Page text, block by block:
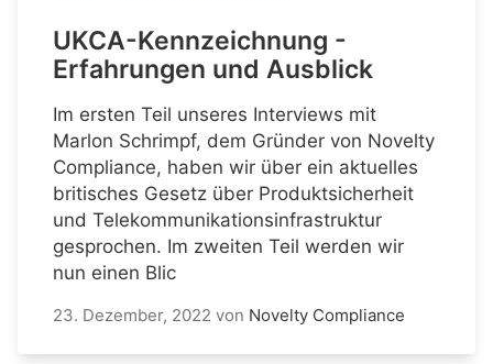
UKCA-Kennzeichnung -
Erfahrungen und Ausblick
Im ersten Teil unseres Interviews mit
Marlon Schrimpf, dem Gründer von Novelty
Compliance, haben wir über ein aktuelles
britisches Gesetz über Produktsicherheit
und Telekommunikationsinfrastruktur
gesprochen. Im zweiten Teil werden wir
nun einen Blic
23. Dezember, 2022 von Novelty Compliance